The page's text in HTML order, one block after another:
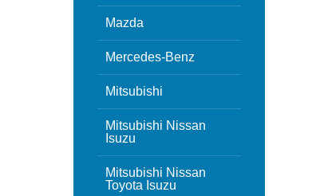
Mazda
Mercedes-Benz
Mitsubishi
Mitsubishi Nissan
Isuzu
Mitsubishi Nissan
Toyota Isuzu